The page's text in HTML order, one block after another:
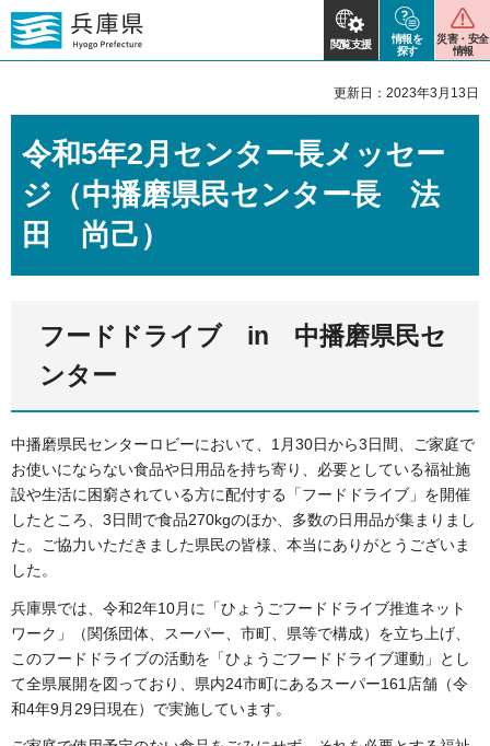
閲覧支援
情報を
探す
災害・安全
情報
更新日：2023年3月13日
令和5年2月センター長メッセー
ジ（中播磨県民センター長 法
田 尚己）
フードドライブ in 中播磨県民セ
ンター
中播磨県民センターロビーにおいて、1月30日から3日間、ご家庭で
お使いにならない食品や日用品を持ち寄り、必要としている福祉施
設や生活に困窮されている方に配付する「フードドライブ」を開催
したところ、3日間で食品270kgのほか、多数の日用品が集まりまし
た。ご協力いただきました県民の皆様、本当にありがとうございま
した。
兵庫県では、令和2年10月に「ひょうごフードドライブ推進ネット
ワーク」（関係団体、スーパー、市町、県等で構成）を立ち上げ、
このフードドライブの活動を「ひょうごフードドライブ運動」とし
て全県展開を図っており、県内24市町にあるスーパー161店舗（令
和4年9月29日現在）で実施しています。